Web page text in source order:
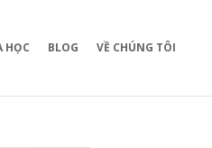
HỌC BLOG VỀ CHÚNG TÔI